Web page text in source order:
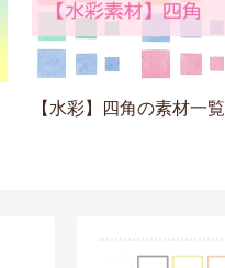
【水彩】四角の素材一覧